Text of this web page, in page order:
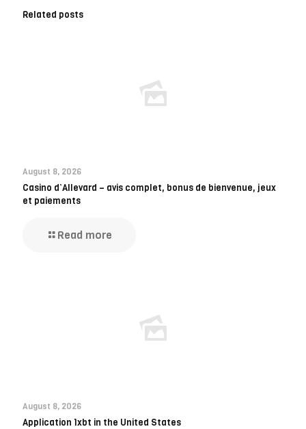
Related posts
August 8, 2026
Casino d’Allevard – avis complet, bonus de bienvenue, jeux
et paiements
Read more
August 8, 2026
Application 1xbt in the United States